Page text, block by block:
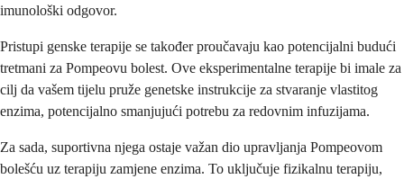
imunološki odgovor.
Pristupi genske terapije se također proučavaju kao potencijalni budući
tretmani za Pompeovu bolest. Ove eksperimentalne terapije bi imale za
cilj da vašem tijelu pruže genetske instrukcije za stvaranje vlastitog
enzima, potencijalno smanjujući potrebu za redovnim infuzijama.
Za sada, suportivna njega ostaje važan dio upravljanja Pompeovom
bolešću uz terapiju zamjene enzima. To uključuje fizikalnu terapiju,